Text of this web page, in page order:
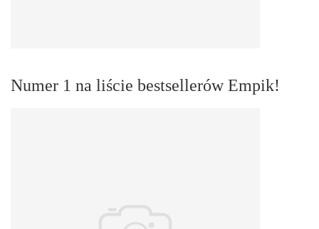
Numer 1 na liście bestsellerów Empik!